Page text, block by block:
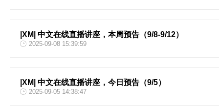
|XM| 中文在线直播讲座，本周预告（9/8-9/12）
2025-09-08 15:39:59
|XM| 中文在线直播讲座，今日预告（9/5）
2025-09-05 14:38:47